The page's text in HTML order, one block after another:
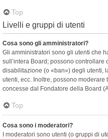
Top
Livelli e gruppi di utenti
Cosa sono gli amministratori?
Gli amministratori sono gli utenti che
sull’intera Board; possono
disabilitazione (o «ban») degli utenti,
utenti, ecc. Inoltre, possono
concesse dal Fondatore della Board
Top
Cosa sono i moderatori?
I moderatori sono utenti (o gruppi di